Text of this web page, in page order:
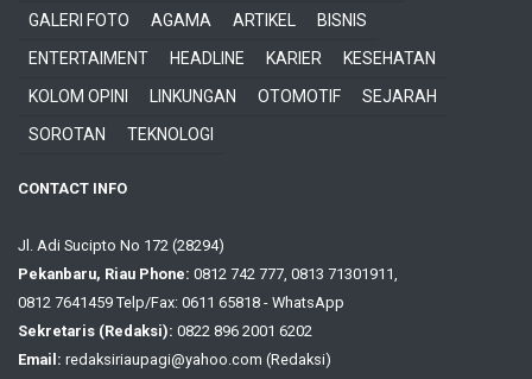
GALERI FOTO
AGAMA ARTIKEL
BISNIS
ENTERTAIMENT
HEADLINE KARIER
KESEHATAN
KOLOM OPINI
LINKUNGAN OTOMOTIF
SEJARAH
SOROTAN
TEKNOLOGI
CONTACT INFO
Jl. Adi Sucipto No 172 (28294)
Pekanbaru, Riau Phone: 0812 742 777, 0813 71301911,
0812 7641459 Telp/Fax: 0611 65818 - WhatsApp
Sekretaris (Redaksi): 0822 896 2001 6202
Email: redaksiriaupagi@yahoo.com (Redaksi)